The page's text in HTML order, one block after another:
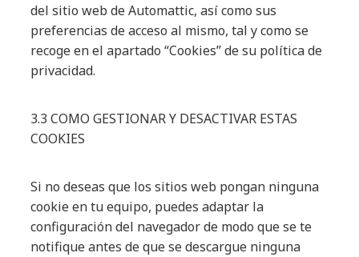
del sitio web de Automattic, así como sus
preferencias de acceso al mismo, tal y como se
recoge en el apartado “Cookies” de su política de
privacidad.
3.3 COMO GESTIONAR Y DESACTIVAR ESTAS
COOKIES
Si no deseas que los sitios web pongan ninguna
cookie en tu equipo, puedes adaptar la
configuración del navegador de modo que se te
notifique antes de que se descargue ninguna